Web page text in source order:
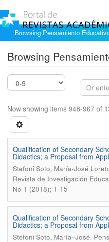
Browsing Pensamiento
Browsing
Now showing items 948-967 of
Qualification of Secondary
Didactics; a Proposal from
Stefoni Soto, María-José
Revista de Investigación
No 1 (2018); 1-15
Qualification of Secondary
Didactics; a Proposal from
Stefoni Soto, María–José.